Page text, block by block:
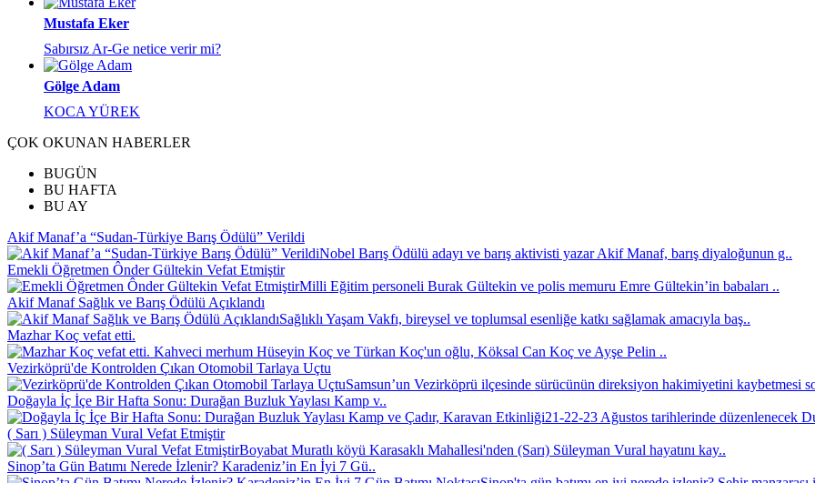
Mustafa Eker
Sabırsız Ar-Ge netice verir mi?
Gölge Adam
KOCA YÜREK
ÇOK OKUNAN HABERLER
BUGÜN
BU HAFTA
BU AY
Akif Manaf’a “Sudan-Türkiye Barış Ödülü” Verildi
Nobel Barış Ödülü adayı ve barış aktivisti yazar Akif Manaf, barış diyaloğunun g..
Emekli Öğretmen Ônder Gültekin Vefat Etmiştir
Milli Eğitim personeli Burak Gültekin ve polis memuru Emre Gültekin’in babaları ..
Akif Manaf Sağlık ve Barış Ödülü Açıklandı
Sağlıklı Yaşam Vakfı, bireysel ve toplumsal esenliğe katkı sağlamak amacıyla baş..
Mazhar Koç vefat etti.
Kahveci merhum Hüseyin Koç ve Türkan Koç'un oğlu, Köksal Can Koç ve Ayşe Pelin ..
Vezirköprü'de Kontrolden Çıkan Otomobil Tarlaya Uçtu
Samsun’un Vezirköprü ilçesinde sürücünün direksiyon hakimiyetini kaybetmesi
Doğayla İç İçe Bir Hafta Sonu: Durağan Buzluk Yaylası Kamp v..
21-22-23 Ağustos tarihlerinde düzenlenecek
( Sarı ) Süleyman Vural Vefat Etmiştir
Boyabat Muratlı köyü Karasaklı Mahallesi'nden (Sarı) Süleyman Vural hayatını kay..
Sinop’ta Gün Batımı Nerede İzlenir? Karadeniz’in En İyi 7 Gü..